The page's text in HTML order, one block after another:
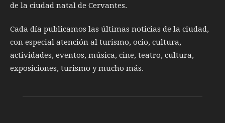
de la ciudad natal de Cervantes.
Cada día publicamos las últimas noticias de la ciudad,
con especial atención al turismo, ocio, cultura,
actividades, eventos, música, cine, teatro, cultura,
exposiciones, turismo y mucho más.